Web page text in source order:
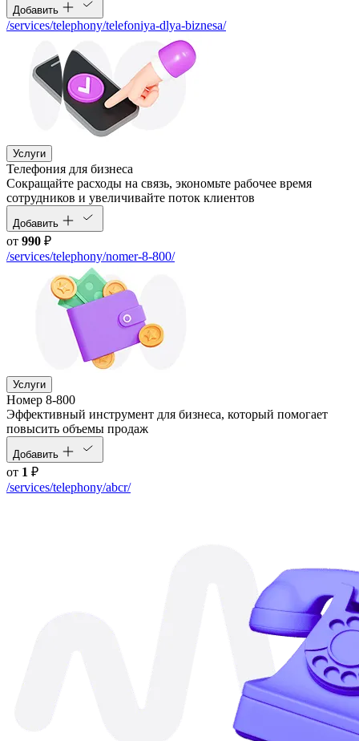
Добавить
/services/telephony/telefoniya-dlya-biznesa/
Услуги
Телефония для бизнеса
Cокращайте расходы на связь, экономьте рабочее время
сотрудников и увеличивайте поток клиентов
Добавить
от 990 ₽
/services/telephony/nomer-8-800/
Услуги
Номер 8-800
Эффективный инструмент для бизнеса, который помогает
повысить объемы продаж
Добавить
от 1 ₽
/services/telephony/abcr/